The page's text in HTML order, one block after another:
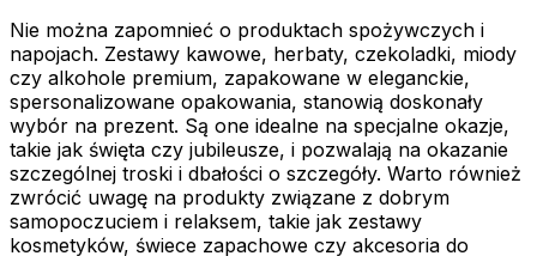
Nie można zapomnieć o produktach spożywczych i
napojach. Zestawy kawowe, herbaty, czekoladki, miody
czy alkohole premium, zapakowane w eleganckie,
spersonalizowane opakowania, stanowią doskonały
wybór na prezent. Są one idealne na specjalne okazje,
takie jak święta czy jubileusze, i pozwalają na okazanie
szczególnej troski i dbałości o szczegóły. Warto również
zwrócić uwagę na produkty związane z dobrym
samopoczuciem i relaksem, takie jak zestawy
kosmetyków, świece zapachowe czy akcesoria do